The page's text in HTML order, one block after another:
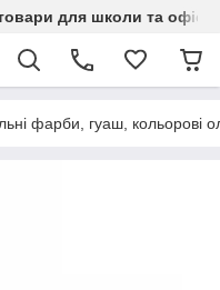
для школи та офісу
фарби, гуаш, кольорові